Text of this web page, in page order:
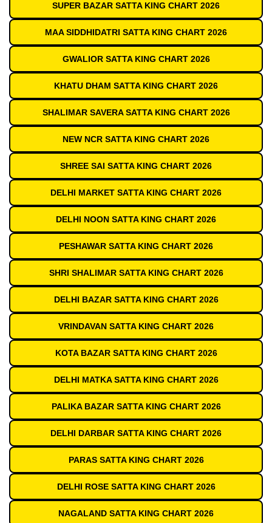
SUPER BAZAR SATTA KING CHART 2026
MAA SIDDHIDATRI SATTA KING CHART 2026
GWALIOR SATTA KING CHART 2026
KHATU DHAM SATTA KING CHART 2026
SHALIMAR SAVERA SATTA KING CHART 2026
NEW NCR SATTA KING CHART 2026
SHREE SAI SATTA KING CHART 2026
DELHI MARKET SATTA KING CHART 2026
DELHI NOON SATTA KING CHART 2026
PESHAWAR SATTA KING CHART 2026
SHRI SHALIMAR SATTA KING CHART 2026
DELHI BAZAR SATTA KING CHART 2026
VRINDAVAN SATTA KING CHART 2026
KOTA BAZAR SATTA KING CHART 2026
DELHI MATKA SATTA KING CHART 2026
PALIKA BAZAR SATTA KING CHART 2026
DELHI DARBAR SATTA KING CHART 2026
PARAS SATTA KING CHART 2026
DELHI ROSE SATTA KING CHART 2026
NAGALAND SATTA KING CHART 2026